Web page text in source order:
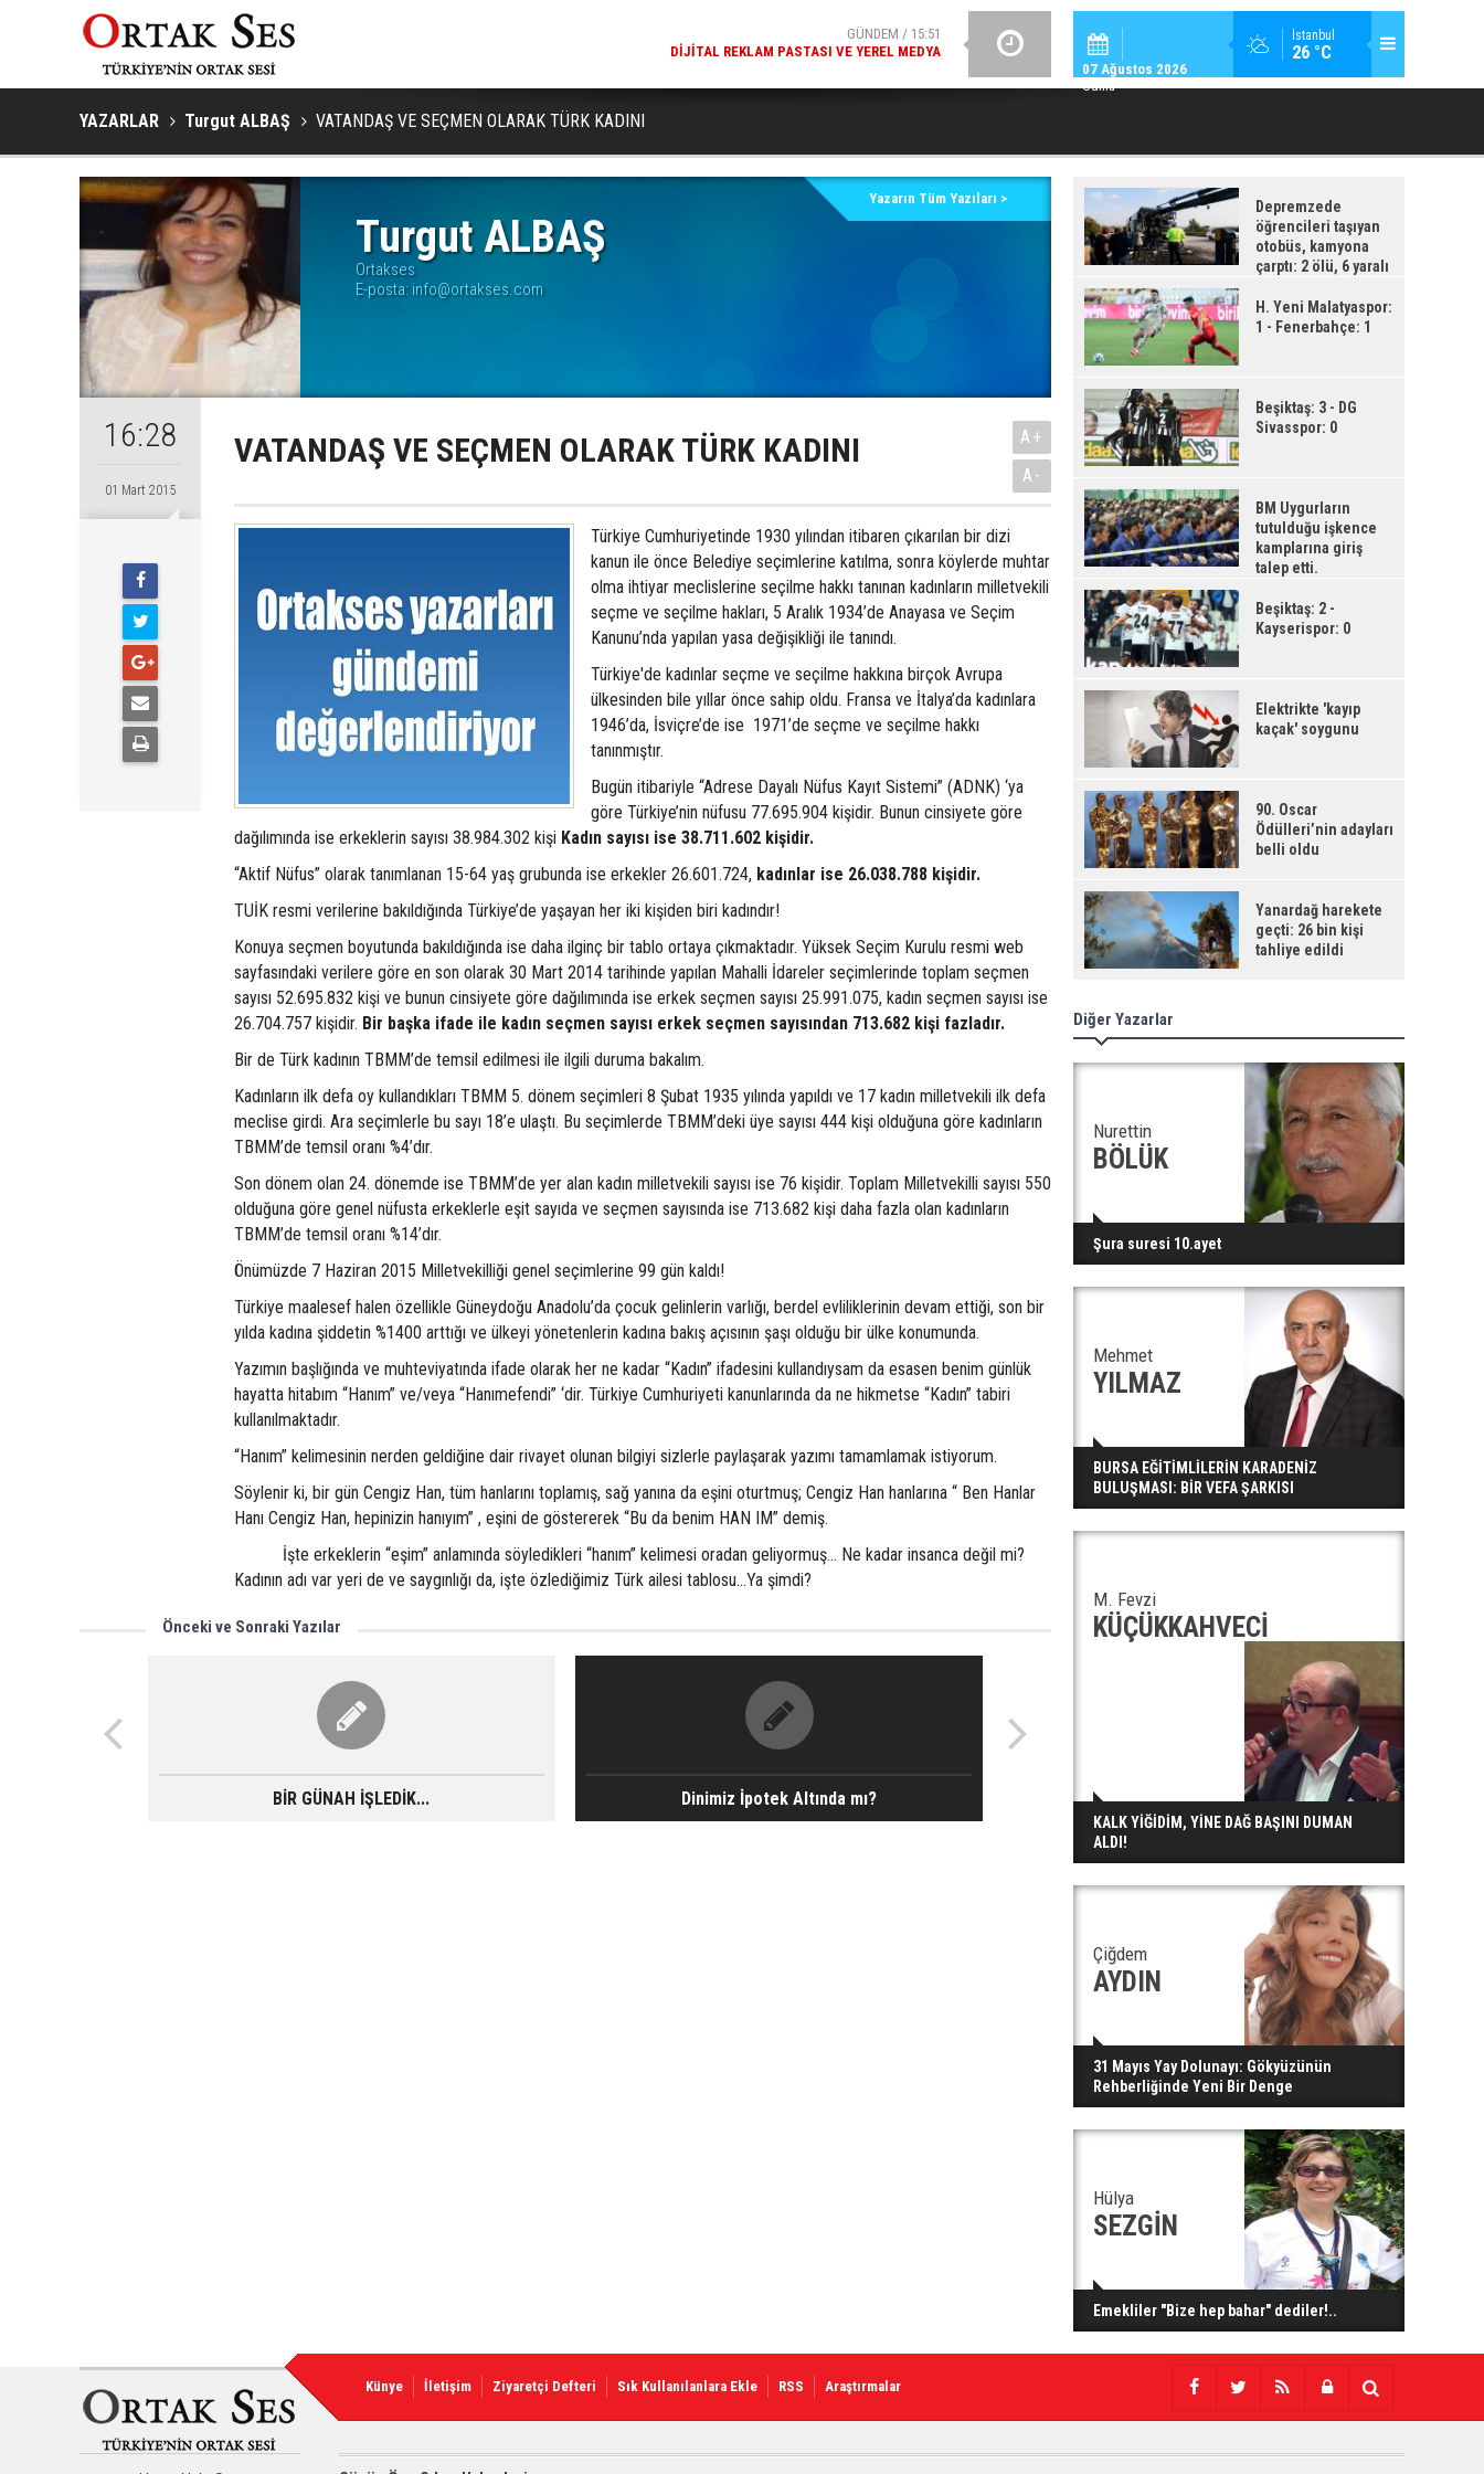
İstanbul
26 °C
07 Ağustos 2026
Cuma
GÜNDEM / 15:51
DIJITAL REKLAM PASTASI VE YEREL MEDYA
GENÇLERBIRLIĞI SPOR KULÜBÜNDEN AÇIKLAMA
YAZARLAR Turgut ALBAŞ VATANDAŞ VE SEÇMEN OLARAK TÜRK KADINI
Turgut ALBAŞ
Ortakses
E-posta: info@ortakses.com
Yazarın Tüm Yazıları >
16:28
01 Mart 2015
VATANDAŞ VE SEÇMEN OLARAK TÜRK KADINI
A+
A-
Türkiye Cumhuriyetinde 1930 yılından itibaren çıkarılan bir dizi
kanun ile önce Belediye seçimlerine katılma, sonra köylerde muhtar
olma ihtiyar meclislerine seçilme hakkı tanınan kadınların milletvekili
seçme ve seçilme hakları, 5 Aralık 1934’de Anayasa ve Seçim
Kanunu’nda yapılan yasa değişikliği ile tanındı.
Türkiye'de kadınlar seçme ve seçilme hakkına birçok Avrupa
ülkesinden bile yıllar önce sahip oldu. Fransa ve İtalya’da kadınlara
1946’da, İsviçre’de ise 1971’de seçme ve seçilme hakkı
tanınmıştır.
Bugün itibariyle “Adrese Dayalı Nüfus Kayıt Sistemi” (ADNK) ‘ya
göre Türkiye’nin nüfusu 77.695.904 kişidir. Bunun cinsiyete göre
dağılımında ise erkeklerin sayısı 38.984.302 kişi Kadın sayısı ise 38.711.602 kişidir.
“Aktif Nüfus” olarak tanımlanan 15-64 yaş grubunda ise erkekler 26.601.724, kadınlar ise 26.038.788 kişidir.
TUİK resmi verilerine bakıldığında Türkiye’de yaşayan her iki kişiden biri kadındır!
Konuya seçmen boyutunda bakıldığında ise daha ilginç bir tablo ortaya çıkmaktadır. Yüksek Seçim Kurulu resmi web
sayfasındaki verilere göre en son olarak 30 Mart 2014 tarihinde yapılan Mahalli İdareler seçimlerinde toplam seçmen
sayısı 52.695.832 kişi ve bunun cinsiyete göre dağılımında ise erkek seçmen sayısı 25.991.075, kadın seçmen sayısı ise
26.704.757 kişidir. Bir başka ifade ile kadın seçmen sayısı erkek seçmen sayısından 713.682 kişi fazladır.
Bir de Türk kadının TBMM’de temsil edilmesi ile ilgili duruma bakalım.
Kadınların ilk defa oy kullandıkları TBMM 5. dönem seçimleri 8 Şubat 1935 yılında yapıldı ve 17 kadın milletvekili ilk defa
meclise girdi. Ara seçimlerle bu sayı 18’e ulaştı. Bu seçimlerde TBMM’deki üye sayısı 444 kişi olduğuna göre kadınların
TBMM’de temsil oranı %4’dır.
Son dönem olan 24. dönemde ise TBMM’de yer alan kadın milletvekili sayısı ise 76 kişidir. Toplam Milletvekilli sayısı 550
olduğuna göre genel nüfusta erkeklerle eşit sayıda ve seçmen sayısında ise 713.682 kişi daha fazla olan kadınların
TBMM’de temsil oranı %14’dır.
Önümüzde 7 Haziran 2015 Milletvekilliği genel seçimlerine 99 gün kaldı!
Türkiye maalesef halen özellikle Güneydoğu Anadolu’da çocuk gelinlerin varlığı, berdel evliliklerinin devam ettiği, son bir
yılda kadına şiddetin %1400 arttığı ve ülkeyi yönetenlerin kadına bakış açısının şaşı olduğu bir ülke konumunda.
Yazımın başlığında ve muhteviyatında ifade olarak her ne kadar “Kadın” ifadesini kullandıysam da esasen benim günlük
hayatta hitabım “Hanım” ve/veya “Hanımefendi” ‘dir. Türkiye Cumhuriyeti kanunlarında da ne hikmetse “Kadın” tabiri
kullanılmaktadır.
“Hanım” kelimesinin nerden geldiğine dair rivayet olunan bilgiyi sizlerle paylaşarak yazımı tamamlamak istiyorum.
Söylenir ki, bir gün Cengiz Han, tüm hanlarını toplamış, sağ yanına da eşini oturtmuş; Cengiz Han hanlarına “ Ben Hanlar
Hanı Cengiz Han, hepinizin hanıyım” , eşini de göstererek “Bu da benim HAN IM” demiş.
İşte erkeklerin “eşim” anlamında söyledikleri “hanım” kelimesi oradan geliyormuş… Ne kadar insanca değil mi?
Kadının adı var yeri de ve saygınlığı da, işte özlediğimiz Türk ailesi tablosu…Ya şimdi?
Önceki ve Sonraki Yazılar
BİR GÜNAH İŞLEDİK... Dinimiz İpotek Altında mı?
Depremzede
öğrencileri taşıyan
otobüs, kamyona
çarptı: 2 ölü, 6 yaralı
H. Yeni Malatyaspor:
1 - Fenerbahçe: 1
Beşiktaş: 3 - DG
Sivasspor: 0
BM Uygurların
tutulduğu işkence
kamplarına giriş
talep etti.
Beşiktaş: 2 -
Kayserispor: 0
Elektrikte 'kayıp
kaçak' soygunu
90. Oscar
Ödülleri’nin adayları
belli oldu
Yanardağ harekete
geçti: 26 bin kişi
tahliye edildi
Diğer Yazarlar
Nurettin
BÖLÜK
Şura suresi 10.ayet
Mehmet
YILMAZ
BURSA EĞİTİMLİLERİN KARADENİZ
BULUŞMASI: BİR VEFA ŞARKISI
M. Fevzi
KÜÇÜKKAHVECİ
KALK YİĞİDİM, YİNE DAĞ BAŞINI DUMAN
ALDI!
Çiğdem
AYDIN
31 Mayıs Yay Dolunayı: Gökyüzünün
Rehberliğinde Yeni Bir Denge
Hülya
SEZGİN
Emekliler "Bize hep bahar" dediler!..
Künye İletişim Ziyaretçi Defteri Sık Kullanılanlara Ekle RSS Araştırmalar